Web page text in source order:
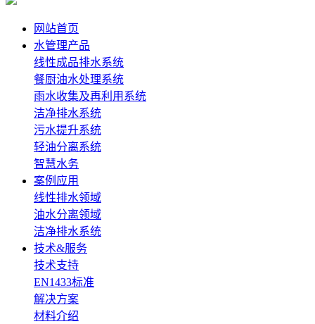
网站首页
水管理产品
线性成品排水系统
餐厨油水处理系统
雨水收集及再利用系统
洁净排水系统
污水提升系统
轻油分离系统
智慧水务
案例应用
线性排水领域
油水分离领域
洁净排水系统
技术&服务
技术支持
EN1433标准
解决方案
材料介绍